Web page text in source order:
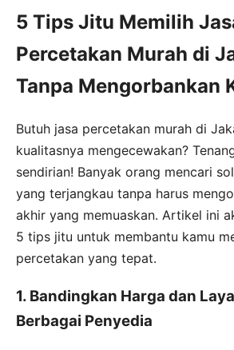
5 Tips Jitu Memilih
Percetakan Murah di
Tanpa Mengorbankan
Butuh jasa percetakan murah di
kualitasnya mengecewakan?
sendirian! Banyak orang mencari
yang terjangkau tanpa harus
akhir yang memuaskan. Artikel ini
5 tips jitu untuk membantu kamu
percetakan yang tepat.
1. Bandingkan Harga dan
Berbagai Penyedia